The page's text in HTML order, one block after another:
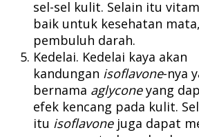
sel-sel kulit. Selain itu
baik untuk kesehatan
pembuluh darah.
Kedelai. Kedelai kaya akan
kandungan isoflavone-nya
bernama aglyconeyang
efek kencang pada kulit.
itu isoflavone juga dapat